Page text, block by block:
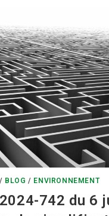
/ BLOG / ENVIRONNEMENT
742 du 6